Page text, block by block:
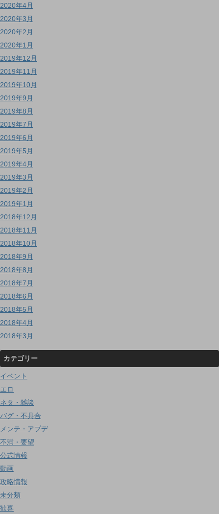
2020年4月
2020年3月
2020年2月
2020年1月
2019年12月
2019年11月
2019年10月
2019年9月
2019年8月
2019年7月
2019年6月
2019年5月
2019年4月
2019年3月
2019年2月
2019年1月
2018年12月
2018年11月
2018年10月
2018年9月
2018年8月
2018年7月
2018年6月
2018年5月
2018年4月
2018年3月
カテゴリー
イベント
エロ
ネタ・雑談
バグ・不具合
メンテ・アプデ
不満・要望
公式情報
動画
攻略情報
未分類
歓喜